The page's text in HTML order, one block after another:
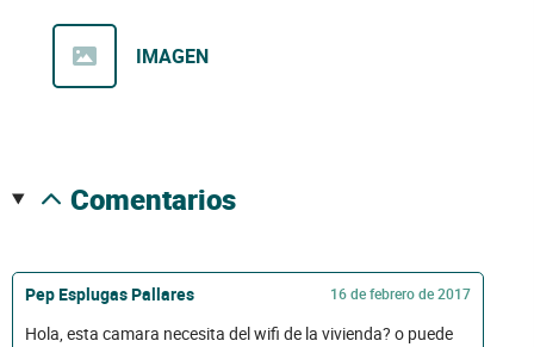
IMAGEN
comentarios
Pep Esplugas Pallares 16 de febrero de 2017
Hola, esta camara necesita del wifi de la vivienda? o puede